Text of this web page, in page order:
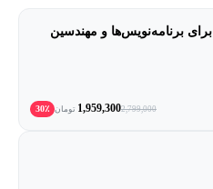
آموزش Docker برای برنامه‌نویس‌ها و مهندسین
2,799,000
1,959,300 تومان 30٪